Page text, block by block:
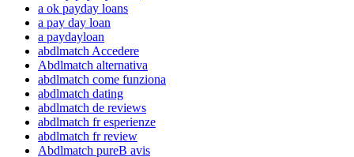
a ok payday loans
a pay day loan
a paydayloan
abdlmatch Accedere
Abdlmatch alternativa
abdlmatch come funziona
abdlmatch dating
abdlmatch de reviews
abdlmatch fr esperienze
abdlmatch fr review
Abdlmatch pureВ avis